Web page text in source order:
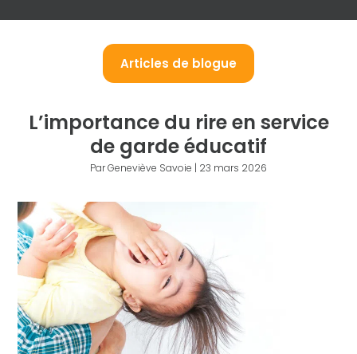
Articles de blogue
L’importance du rire en service
de garde éducatif
Par Geneviève Savoie | 23 mars 2026